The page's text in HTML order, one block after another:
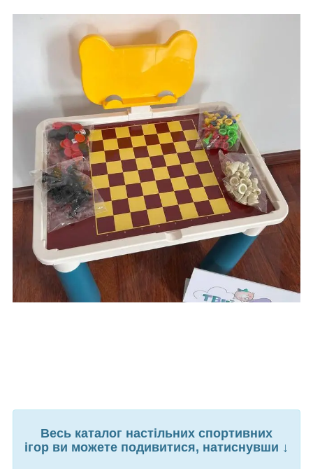
Весь каталог настільних спортивних
ігор ви можете подивитися, натиснувши ↓